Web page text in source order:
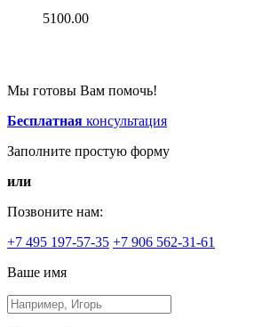
5100.00
Мы готовы Вам помочь!
Бесплатная консультация
Заполните простую форму
или
Позвоните нам:
+7 495 197-57-35 +7 906 562-31-61
Ваше имя